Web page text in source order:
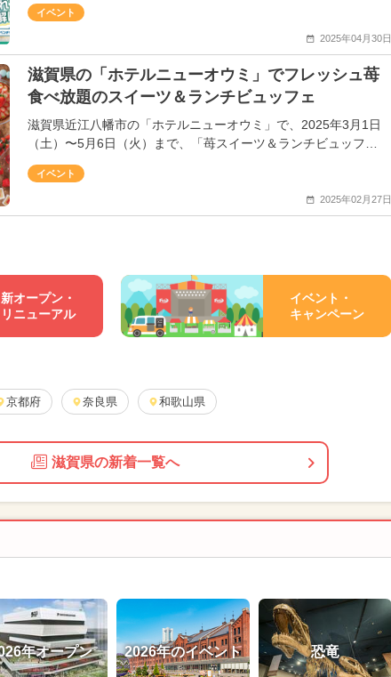
イベント
2025年04月30日
滋賀県の「ホテルニューオウミ」でフレッシュ苺
食べ放題のスイーツ＆ランチビュッフェ
滋賀県近江八幡市の「ホテルニューオウミ」で、2025年3月1日
（土）〜5月6日（火）まで、「苺スイーツ＆ランチビュッフ…
イベント
2025年02月27日
新オープン・
リニューアル
イベント・
キャンペーン
京都府 奈良県 和歌山県
滋賀県の新着一覧へ
年オープン 2026年のイベント 恐竜